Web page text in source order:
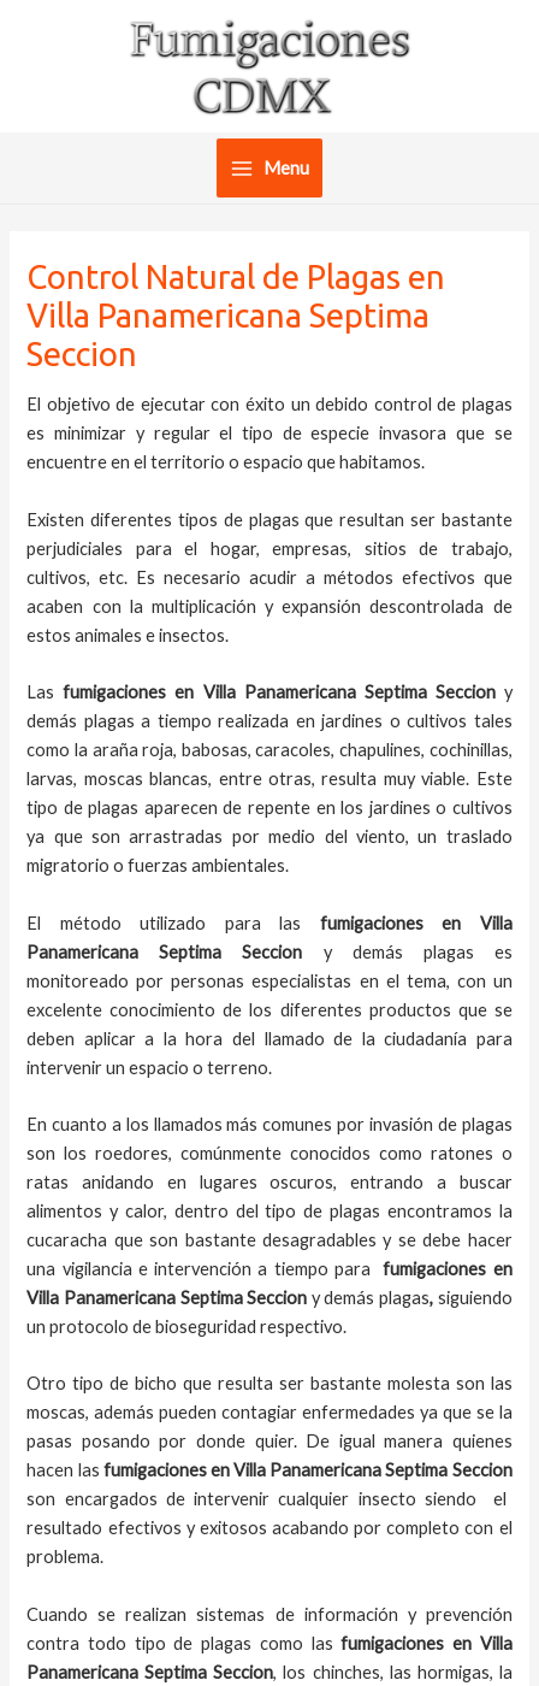
Main
Menu
Control Natural de Plagas en
Villa Panamericana Septima
Seccion
El objetivo de ejecutar con éxito un debido control de plagas
es minimizar y regular el tipo de especie invasora que se
encuentre en el territorio o espacio que habitamos.
Existen diferentes tipos de plagas que resultan ser bastante
perjudiciales para el hogar, empresas, sitios de trabajo,
cultivos, etc. Es necesario acudir a métodos efectivos que
acaben con la multiplicación y expansión descontrolada de
estos animales e insectos.
Las fumigacionesen Villa Panamericana Septima Seccion y
demás plagas a tiempo realizada en jardines o cultivos tales
como la araña roja, babosas, caracoles, chapulines, cochinillas,
larvas, moscas blancas, entre otras, resulta muy viable. Este
tipo de plagas aparecen de repente en los jardines o cultivos
ya que son arrastradas por medio del viento, un traslado
migratorio o fuerzas ambientales.
El método utilizado para las fumigaciones en
Villa
Panamericana Septima Seccion y demás plagas es
monitoreado por personas especialistas en el tema, con un
excelente conocimiento de los diferentes productos que se
deben aplicar a la hora del llamado de la ciudadanía para
intervenir un espacio o terreno.
En cuanto a los llamados más comunes por invasión de plagas
son los roedores, comúnmente conocidos como ratones o
ratas anidando en lugares oscuros, entrando a buscar
alimentos y calor, dentro del tipo de plagas encontramos la
cucaracha que son bastante desagradables y se debe hacer
una vigilancia e intervención a tiempo parafumigaciones en
Villa Panamericana Septima Seccion y demás plagas, siguiendo
un protocolo de bioseguridad respectivo.
Otro tipo de bicho que resulta ser bastante molesta son las
moscas, además pueden contagiar enfermedades ya que se la
pasas posando por donde quier. De igual manera quienes
hacen las fumigacionesenVilla Panamericana Septima Seccion
son encargados de intervenir cualquier insecto siendo el
resultado efectivos y exitosos acabando por completo con el
problema.
Cuando se realizan sistemas de información y prevención
contra todo tipo de plagas como lasfumigaciones en Villa
Panamericana Septima Seccion, los chinches, las hormigas, la